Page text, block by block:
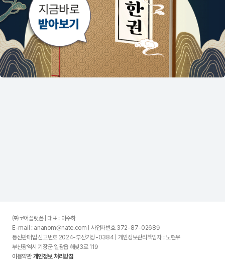
㈜코어플랫폼 | 대표 : 이주하
E-mail : ananom@nate.com | 사업자번호 372-87-02689
통신판매업 신고번호 2024-부산기장-0384 | 개인정보관리책임자 : 노현우
부산광역시 기장군 일광읍 해빛3로 119
이용약관 개인정보 처리방침